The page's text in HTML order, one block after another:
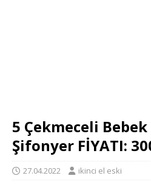
5 Çekmeceli Bebek
Şifonyer FİYATI:
27.04.2022 ikinci el eski